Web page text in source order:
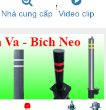
Nhà cung cấp Video clip